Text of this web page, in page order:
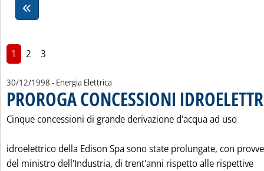
1 2 3
30/12/1998 - Energia Elettrica
PROROGA CONCESSIONI
Cinque concessioni di grande derivazione d'acqua ad uso
idroelettrico della Edison Spa sono state prolungate, con
del ministro dell'Industria, di trent'anni rispetto alle rispettive